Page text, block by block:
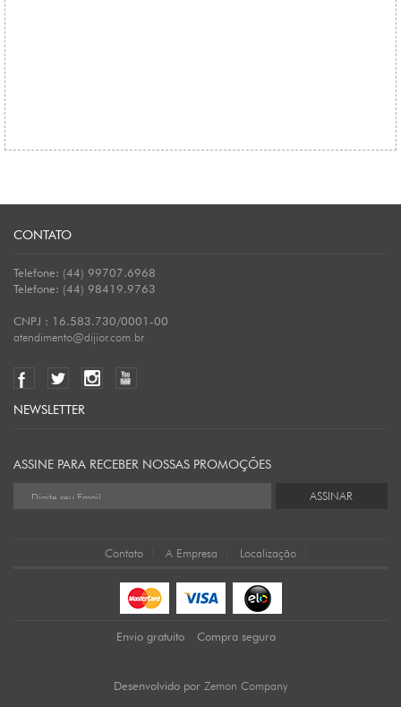
CONTATO
Telefone: (44) 99707.6968
Telefone: (44) 98419.9763
CNPJ : 16.583.730/0001-00
atendimento@dijior.com.br
NEWSLETTER
ASSINE PARA RECEBER NOSSAS PROMOÇÕES
ASSINAR
Contato A Empresa Localização
Envio gratuito Compra segura
Desenvolvido por Zemon Company